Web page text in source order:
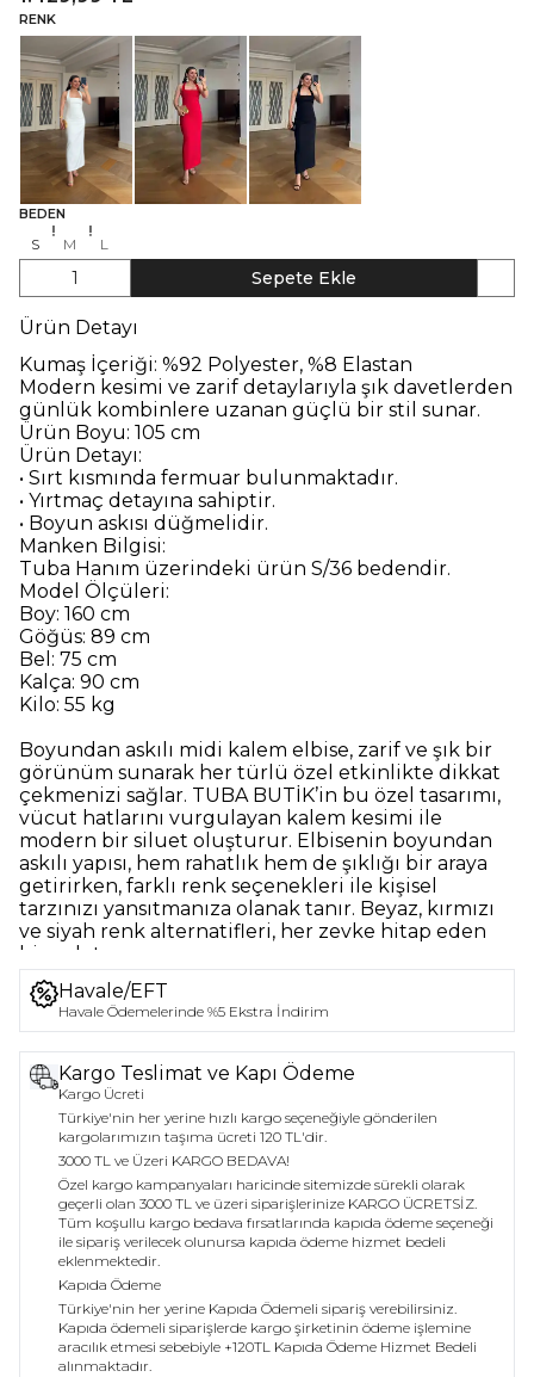
RENK
BEDEN
S M L
1 Sepete Ekle
Ürün Detayı
Kumaş İçeriği: %92 Polyester, %8 Elastan
Modern kesimi ve zarif detaylarıyla şık davetlerden
günlük kombinlere uzanan güçlü bir stil sunar.
Ürün Boyu: 105 cm
Ürün Detayı:
• Sırt kısmında fermuar bulunmaktadır.
• Yırtmaç detayına sahiptir.
• Boyun askısı düğmelidir.
Manken Bilgisi:
Tuba Hanım üzerindeki ürün S/36 bedendir.
Model Ölçüleri:
Boy: 160 cm
Göğüs: 89 cm
Bel: 75 cm
Kalça: 90 cm
Kilo: 55 kg
Boyundan askılı midi kalem elbise, zarif ve şık bir
görünüm sunarak her türlü özel etkinlikte dikkat
çekmenizi sağlar. TUBA BUTİK’in bu özel tasarımı,
vücut hatlarını vurgulayan kalem kesimi ile
modern bir siluet oluşturur. Elbisenin boyundan
askılı yapısı, hem rahatlık hem de şıklığı bir araya
getirirken, farklı renk seçenekleri ile kişisel
tarzınızı yansıtmanıza olanak tanır. Beyaz, kırmızı
ve siyah renk alternatifleri, her zevke hitap eden
bir palet sunar.
Fonksiyonel Tasarım
Elbisenin midi boyu, hem günlük hem de resmi
hafifliği ve nefes alabilirliği ile gün boyu konfor
sağlar. Farklı beden seçenekleri (S, M, L) ile her
vücut tipine uygun bir fit sunarak, kullanıcıların
kendilerini en iyi hissetmelerine yardımcı olur.
Şıklık ve Zarafet
Boyundan askılı tasarımı, elbisenin zarif bir
görünüm kazanmasını sağlarken, aynı zamanda
omuzları açıkta bırakarak feminen bir hava katar.
Bu özellik, elbisenin hem gündüz hem de gece
etkinliklerinde tercih edilmesini kolaylaştırır.
TUBA BUTİK’in Boyundan Askılı Midi Kalem
Elbisesi, stil sahibi kadınlar için vazgeçilmez bir
parça olarak öne çıkmaktadır.
Havale/EFT
Havale Ödemelerinde %5 Ekstra İndirim
Kargo Teslimat ve Kapı Ödeme
Kargo Ücreti
Türkiye'nin her yerine hızlı kargo seçeneğiyle gönderilen
kargolarımızın taşıma ücreti 120 TL'dir.
3000 TL ve Üzeri KARGO BEDAVA!
Özel kargo kampanyaları haricinde sitemizde sürekli olarak
geçerli olan 3000 TL ve üzeri siparişlerinize KARGO ÜCRETSİZ.
Tüm koşullu kargo bedava fırsatlarında kapıda ödeme seçeneği
ile sipariş verilecek olunursa kapıda ödeme hizmet bedeli
eklenmektedir.
Kapıda Ödeme
Türkiye'nin her yerine Kapıda Ödemeli sipariş verebilirsiniz.
Kapıda ödemeli siparişlerde kargo şirketinin ödeme işlemine
aracılık etmesi sebebiyle +120TL Kapıda Ödeme Hizmet Bedeli
alınmaktadır.